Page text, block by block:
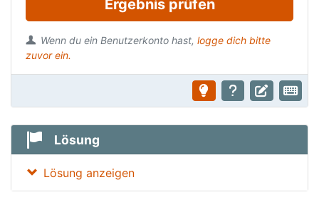
Ergebnis prüfen
Wenn du ein Benutzerkonto hast, logge dich bitte
zuvor ein.
Lösung
Lösung anzeigen